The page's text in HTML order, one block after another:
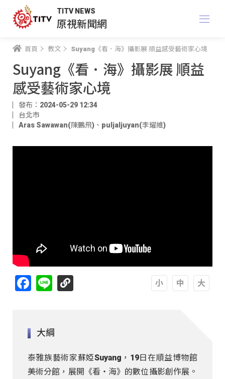
TITV NEWS
原視新聞網
首頁 教文 Suyang《看．海》攝影展 順益感受藝術家心境
Suyang《看．海》攝影展 順益
感受藝術家心境
發布：2024-05-29 12:34
台北市
Aras Sawawan(陳鵬飛) 、 puljaljuyan(李耀維)
Facebook
Line
大綱
泰雅族藝術家蘇婭Suyang，19日在順益博物館
美術分館，展開《看‧海》的數位攝影創作展。